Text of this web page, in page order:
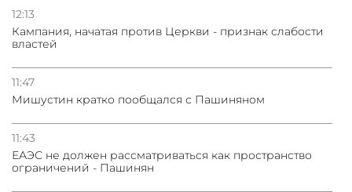
12:13
Кампания, начатая против Церкви - признак слабости
властей
11:47
Мишустин кратко пообщался с Пашиняном
11:43
ЕАЭС не должен рассматриваться как пространство
ограничений - Пашинян
31.07.2026
Грузия развивается несмотря на внешние шоки и
вызовы – минэкономики Грузии